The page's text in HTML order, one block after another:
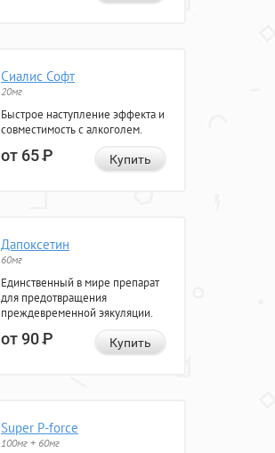
Сиалис Софт
20мг
Быстрое наступление эффекта и
совместимость с алкоголем.
от 65Р Купить
Дапоксетин
60мг
Единственный в мире препарат
для предотвращения
преждевременной эякуляции.
от 90Р Купить
Super P-force
100мг + 60мг